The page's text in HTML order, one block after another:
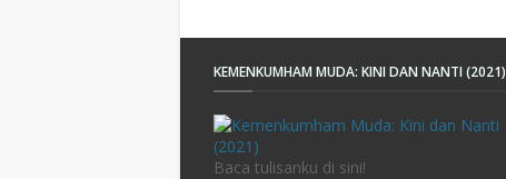
KEMENKUMHAM MUDA: KINI DAN NANTI (2021)
Baca tulisanku di sini!